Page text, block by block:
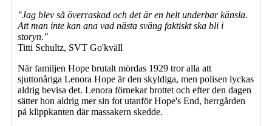
"Jag blev så överraskad och det är en helt underbar känsla.
Att man inte kan ana vad nästa sväng faktiskt ska bli i
storyn."
Titti Schultz, SVT Go'kväll
När familjen Hope brutalt mördas 1929 tror alla att
sjuttonåriga Lenora Hope är den skyldiga, men polisen lyckas
aldrig bevisa det. Lenora förnekar brottet och efter den dagen
sätter hon aldrig mer sin fot utanför Hope's End, herrgården
på klippkanten där massakern skedde.